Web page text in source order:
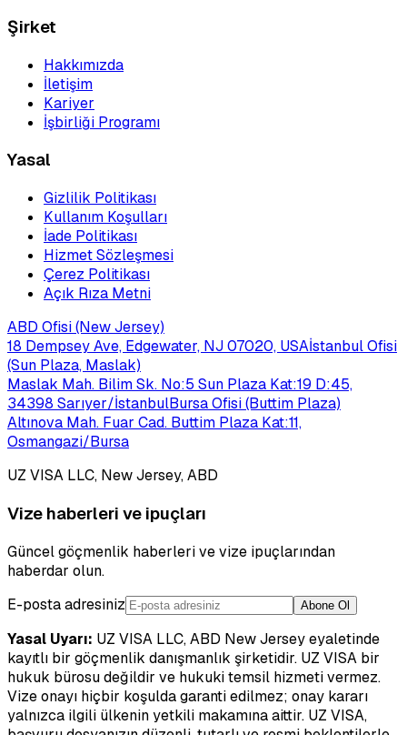
Şirket
Hakkımızda
İletişim
Kariyer
İşbirliği Programı
Yasal
Gizlilik Politikası
Kullanım Koşulları
İade Politikası
Hizmet Sözleşmesi
Çerez Politikası
Açık Rıza Metni
ABD Ofisi (New Jersey)
18 Dempsey Ave, Edgewater, NJ 07020, USAİstanbul Ofisi
(Sun Plaza, Maslak)
Maslak Mah. Bilim Sk. No:5 Sun Plaza Kat:19 D:45,
34398 Sarıyer/İstanbulBursa Ofisi (Buttim Plaza)
Altınova Mah. Fuar Cad. Buttim Plaza Kat:11,
Osmangazi/Bursa
UZ VISA LLC, New Jersey, ABD
Vize haberleri ve ipuçları
Güncel göçmenlik haberleri ve vize ipuçlarından
haberdar olun.
E-posta adresiniz
Abone Ol
Yasal Uyarı: UZ VISA LLC, ABD New Jersey eyaletinde
kayıtlı bir göçmenlik danışmanlık şirketidir. UZ VISA bir
hukuk bürosu değildir ve hukuki temsil hizmeti vermez.
Vize onayı hiçbir koşulda garanti edilmez; onay kararı
yalnızca ilgili ülkenin yetkili makamına aittir. UZ VISA,